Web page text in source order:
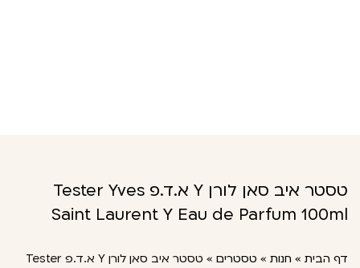
טסטר איב סאן לורן Y א.ד.פ Tester Yves
Saint Laurent Y Eau de Parfum 100ml
דף הבית » חנות » טסטרים »
טסטר איב סאן לורן Y א.ד.פ Tester